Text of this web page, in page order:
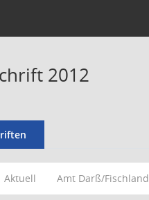
2012
Aktuell Amt Darß/Fischland